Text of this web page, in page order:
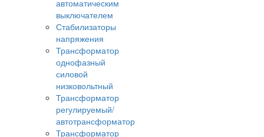
автоматическим
выключателем
Стабилизаторы
напряжения
Трансформатор
однофазный
силовой
низковольтный
Трансформатор
регулируемый/
автотрансформатор
Трансформатор